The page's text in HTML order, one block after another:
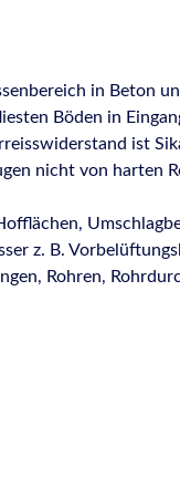
in Beton
Böden in
ist
nicht von
z. B.
Rohren,